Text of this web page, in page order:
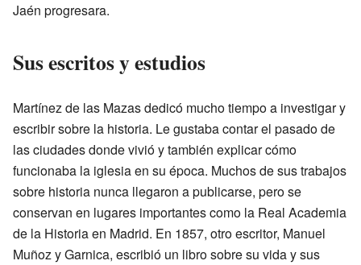
Jaén progresara.
Sus escritos y estudios
Martínez de las Mazas dedicó mucho tiempo a investigar y
escribir sobre la historia. Le gustaba contar el pasado de
las ciudades donde vivió y también explicar cómo
funcionaba la iglesia en su época. Muchos de sus trabajos
sobre historia nunca llegaron a publicarse, pero se
conservan en lugares importantes como la Real Academia
de la Historia en Madrid. En 1857, otro escritor, Manuel
Muñoz y Garnica, escribió un libro sobre su vida y sus